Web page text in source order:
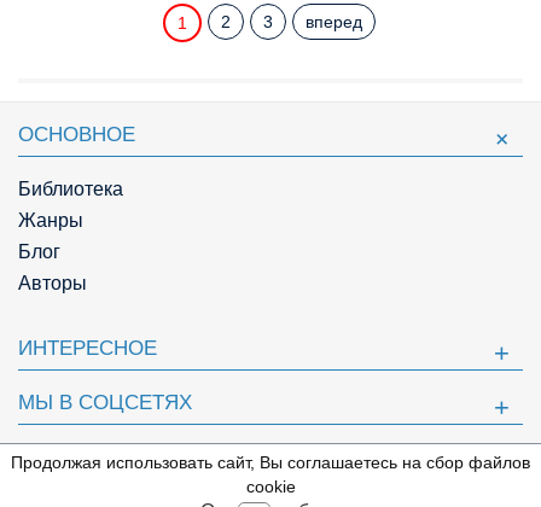
1 2 3 вперед
⇩
ОСНОВНОЕ
Библиотека
Жанры
Блог
Авторы
ИНТЕРЕСНОЕ
МЫ В СОЦСЕТЯХ
ПОЛЕЗНОЕ
Продолжая использовать сайт, Вы соглашаетесь на сбор файлов
cookie